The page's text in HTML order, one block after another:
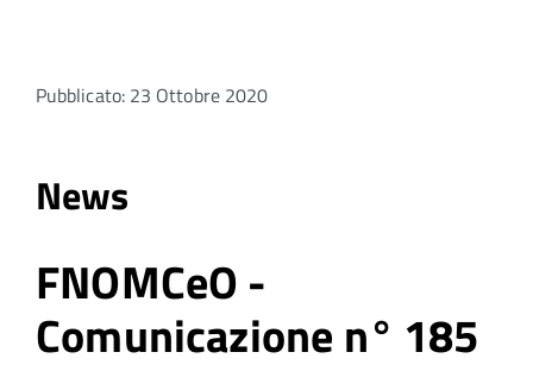
Pubblicato: 23 Ottobre 2020
News
FNOMCeO -
Comunicazione n° 185